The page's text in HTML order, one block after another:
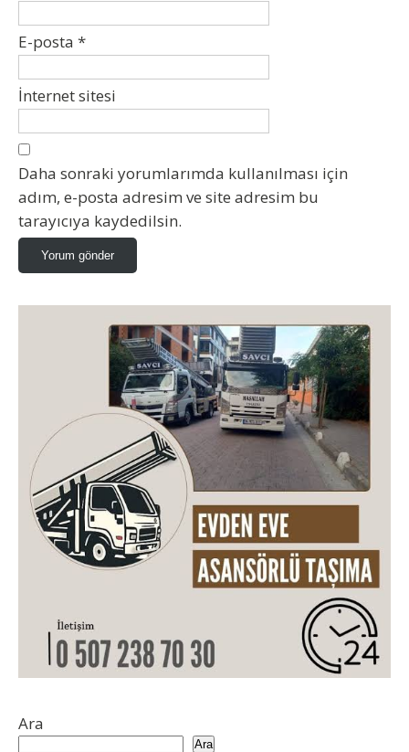
E-posta *
İnternet sitesi
Daha sonraki yorumlarımda kullanılması için
adım, e-posta adresim ve site adresim bu
tarayıcıya kaydedilsin.
Ara
Ara